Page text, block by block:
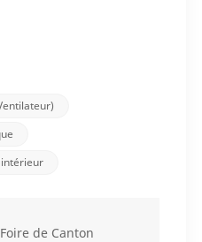
de Canton